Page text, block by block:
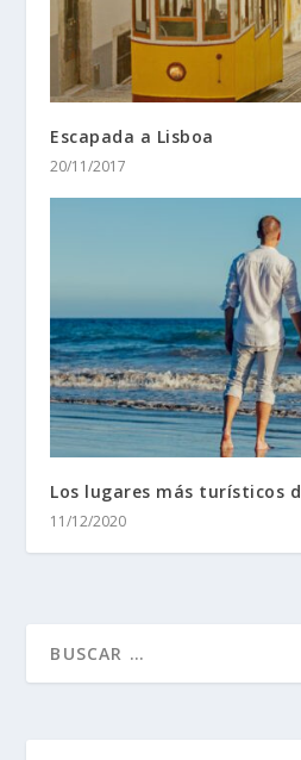
Escapada a Lisboa
20/11/2017
Los lugares más turísticos
11/12/2020